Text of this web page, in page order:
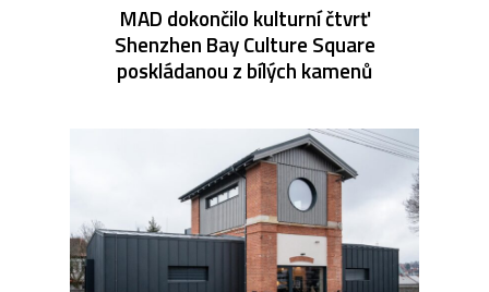
MAD dokončilo kulturní čtvrť
Shenzhen Bay Culture Square
poskládanou z bílých kamenů